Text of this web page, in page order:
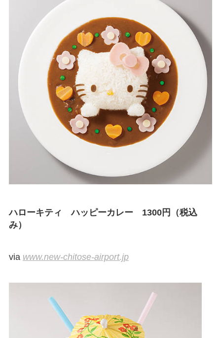
ハローキティ ハッピーカレー 1300円（税込
み）
via www.new-chitose-airport.jp